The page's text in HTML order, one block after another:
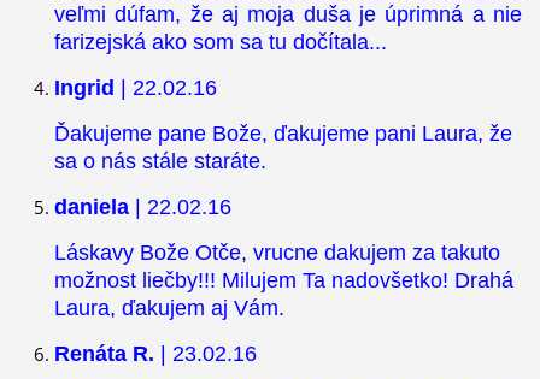
veľmi dúfam, že aj moja duša je úprimná a nie
farizejská ako som sa tu dočítala...
Ingrid | 22.02.16
Ďakujeme pane Bože, ďakujeme pani Laura, že
sa o nás stále staráte.
daniela| 22.02.16
Láskavy Bože Otče, vrucne dakujem za takuto
možnost liečby!!! Milujem Ta nadovšetko! Drahá
Laura, ďakujem aj Vám.
Renáta R. | 23.02.16